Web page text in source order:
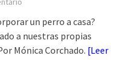
un perro a casa?
a nuestras propias
Mónica Corchado. [Leer